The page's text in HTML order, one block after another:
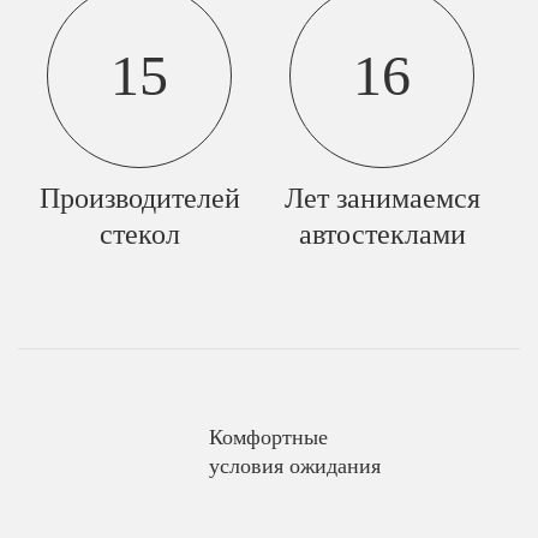
15
Производителей
стекол
16
Лет занимаемся
автостеклами
Комфортные
условия ожидания